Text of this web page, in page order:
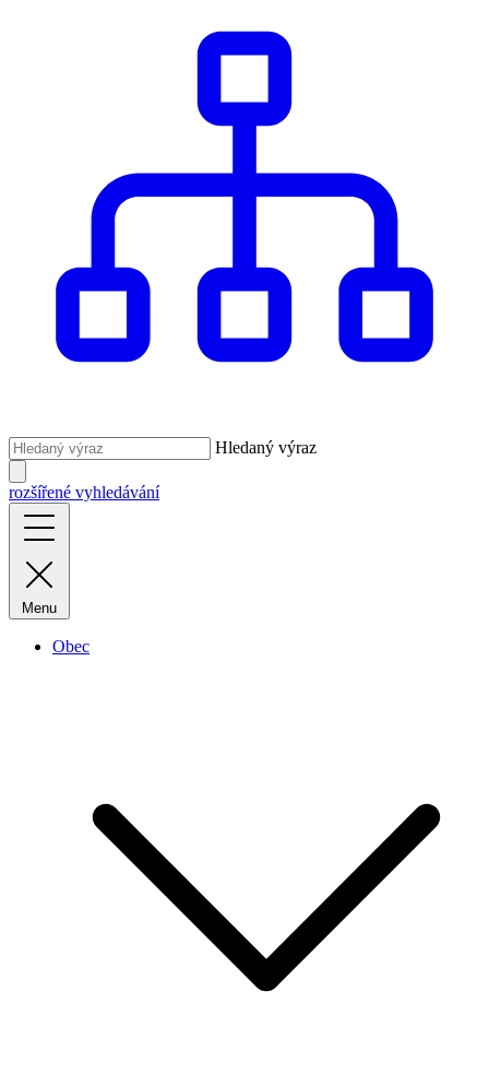
Hledaný výraz
rozšířené vyhledávání
Menu
Obec